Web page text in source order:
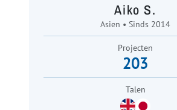
Aiko S.
Asien • Sinds 2014
Projecten
203
Talen